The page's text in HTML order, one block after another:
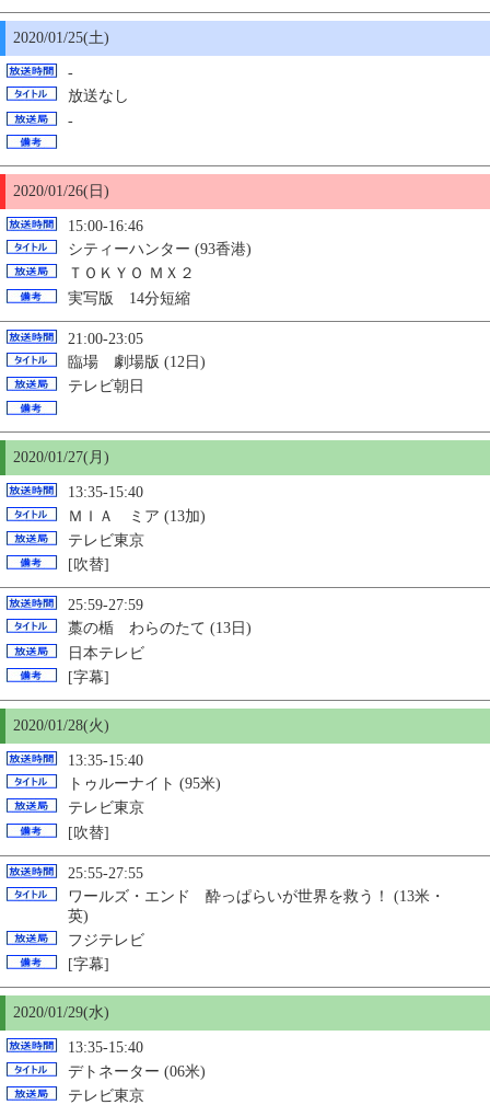
2020/01/25(土)
-
放送なし
-
2020/01/26(日)
15:00-16:46
シティーハンター (93香港)
ＴＯＫＹＯ ＭＸ２
実写版 14分短縮
21:00-23:05
臨場 劇場版 (12日)
テレビ朝日
2020/01/27(月)
13:35-15:40
ＭＩＡ ミア (13加)
テレビ東京
[吹替]
25:59-27:59
藁の楯 わらのたて (13日)
日本テレビ
[字幕]
2020/01/28(火)
13:35-15:40
トゥルーナイト (95米)
テレビ東京
[吹替]
25:55-27:55
ワールズ・エンド 酔っぱらいが世界を救う！ (13米・
英)
フジテレビ
[字幕]
2020/01/29(水)
13:35-15:40
デトネーター (06米)
テレビ東京